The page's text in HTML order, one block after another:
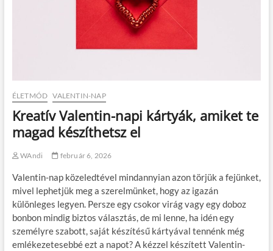
ÉLETMÓD VALENTIN-NAP
Kreatív Valentin-napi kártyák, amiket te
magad készíthetsz el
WAndi február 6, 2026
Valentin-nap közeledtével mindannyian azon törjük a fejünket,
mivel lephetjük meg a szerelmünket, hogy az igazán
különleges legyen. Persze egy csokor virág vagy egy doboz
bonbon mindig biztos választás, de mi lenne, ha idén egy
személyre szabott, saját készítésű kártyával tennénk még
emlékezetesebbé ezt a napot? A kézzel készített Valentin-